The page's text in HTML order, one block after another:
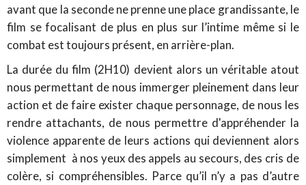
avant que la seconde ne prenne une place grandissante, le
film se focalisant de plus en plus sur l’intime même si le
combat est toujours présent, en arrière-plan.
La durée du film (2H10) devient alors un véritable atout
nous permettant de nous immerger pleinement dans leur
action et de faire exister chaque personnage, de nous les
rendre attachants, de nous permettre d'appréhender la
violence apparente de leurs actions qui deviennent alors
simplement à nos yeux des appels au secours, des cris de
colère, si compréhensibles. Parce qu’il n’y a pas d’autre